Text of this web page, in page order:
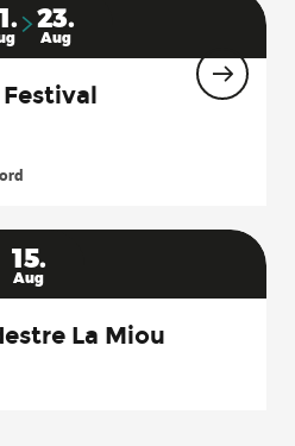
23.
Aug
15.
Aug
La Miou